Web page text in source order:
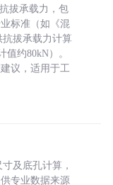
拔承载力，包
标准（如《混
抗拔承载力计算
约80kN）。
议，适用于工
及底孔计算，
专业数据来源